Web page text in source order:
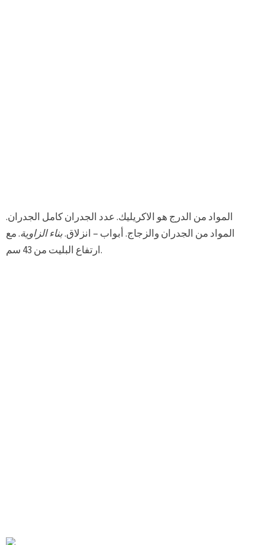
المواد من الدرج هو الاكريليك. عدد الجدران كامل الجدران.
المواد من الجدران والزجاج. أبواب – انزلاق.بناء الزاوية. مع
ارتفاع البليت من 43 سم.